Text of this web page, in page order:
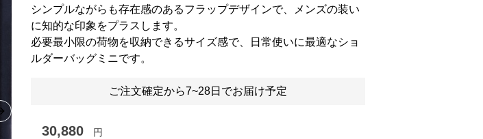
Next slide
シンプルながらも存在感のあるフラップデザインで、メンズの装い
に知的な印象をプラスします。
必要最小限の荷物を収納できるサイズ感で、日常使いに最適なショ
ルダーバッグミニです。
ご注文確定から7~28日でお届け予定
30,880 円